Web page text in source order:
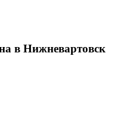
в Нижневартовск